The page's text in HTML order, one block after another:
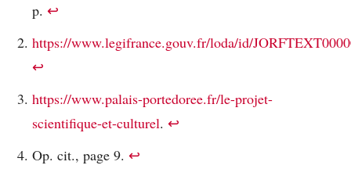
p. ↩︎
https://www.legifrance.gouv.fr/loda/id/
↩︎
https://www.palais-portedoree.fr/le-projet-
scientifique-et-culturel. ↩︎
Op. cit., page 9. ↩︎